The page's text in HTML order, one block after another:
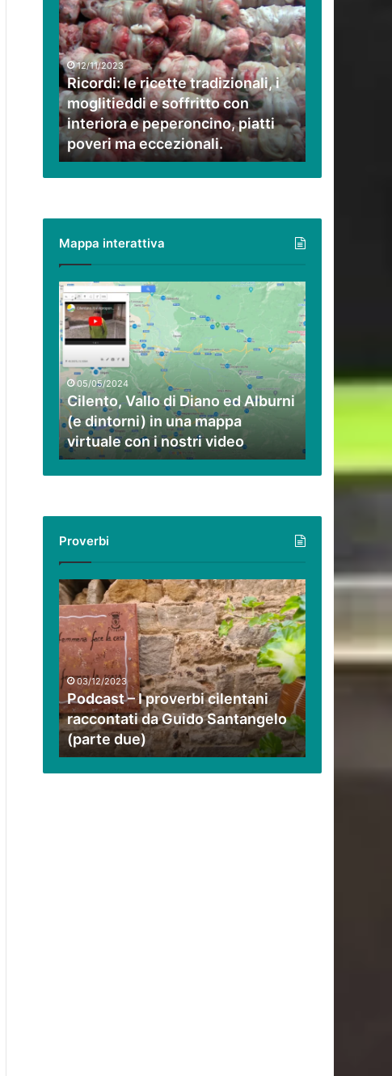
le
ricette
tradizionali,
i
moglitieddi
e
soffritto
con
interiora
e
peperoncino,
eccezionali.
12/11/2023
Ricordi: le ricette tradizionali, i
moglitieddi e soffritto con
interiora e peperoncino, piatti
poveri ma eccezionali.
Mappa interattiva
Cilento,
Vallo
di
Diano
Alburni
(e
dintorni)
in
una
mappa
virtuale
video
05/05/2024
Cilento, Vallo di Diano ed Alburni
(e dintorni) in una mappa
virtuale con i nostri video
Proverbi
Podcast
–
I
proverbi
cilentani
raccontati
da
Guido
Santangelo
(parte
due)
03/12/2023
Podcast – I proverbi cilentani
raccontati da Guido Santangelo
(parte due)